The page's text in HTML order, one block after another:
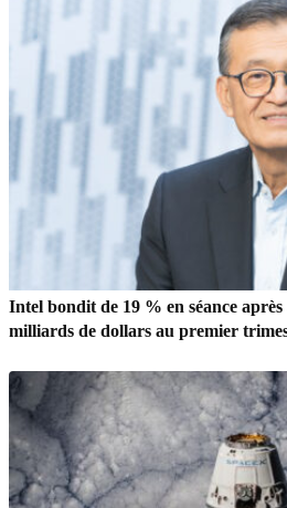
Intel bondit de 19 % en séance après
milliards de dollars au premier